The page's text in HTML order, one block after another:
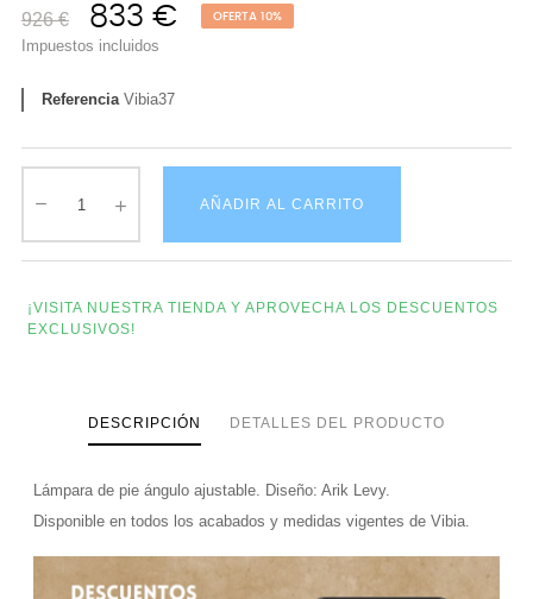
926 € 833 € OFERTA 10%
Impuestos incluidos
Referencia Vibia37
AÑADIR AL CARRITO
¡VISITA NUESTRA TIENDA Y APROVECHA LOS DESCUENTOS
EXCLUSIVOS!
DESCRIPCIÓN DETALLES DEL PRODUCTO
Lámpara de pie ángulo ajustable. Diseño: Arik Levy.
Disponible en todos los acabados y medidas vigentes de Vibia.